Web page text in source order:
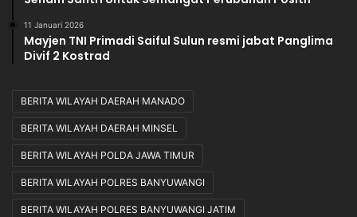
11 Januari 2026
Mayjen TNI Primadi Saiful Sulun resmi jabat Panglima
Divif 2 Kostrad
BERITA WILAYAH DAERAH MANADO
BERITA WILAYAH DAERAH MINSEL
BERITA WILAYAH POLDA JAWA TIMUR
BERITA WILAYAH POLRES BANYUWANGI
BERITA WILAYAH POLRES BANYUWANGI JATIM